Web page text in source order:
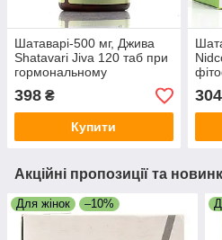
Шатаварі-500 мг, Джива
Shatavari Jiva 120 таб при
гормональному
дисбалансі
398 ₴
Купити
жінок
304
Акційні пропозиції та
Для жінок –10%